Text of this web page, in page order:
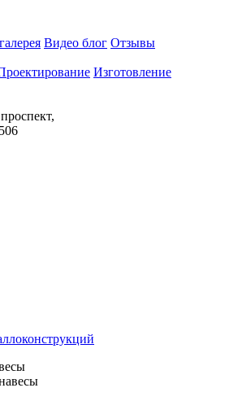
Видео блог Отзывы
Изготовление